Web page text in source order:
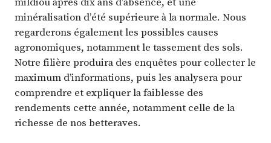
minéralisation d’été supérieure à la normale. Nous
regarderons également les possibles causes
agronomiques, notamment le tassement des sols.
Notre filière produira des enquêtes pour collecter le
maximum d’informations, puis les analysera pour
comprendre et expliquer la faiblesse des
rendements cette année, notamment celle de la
richesse de nos betteraves.